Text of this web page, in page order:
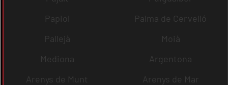
Papiol
Palma de Cervelló
Pallejà
Moià
Mediona
Argentona
Arenys de Munt
Arenys de Mar